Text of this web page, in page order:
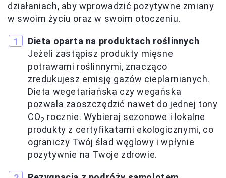
działaniach, aby wprowadzić pozytywne zmiany
w swoim życiu oraz w swoim otoczeniu.
Dieta oparta na produktach roślinnych
Jeżeli zastąpisz produkty mięsne
potrawami roślinnymi, znacząco
zredukujesz emisję gazów cieplarnianych.
Dieta wegetariańska czy wegańska
pozwala zaoszczędzić nawet do jednej tony
CO2 rocznie. Wybieraj sezonowe i lokalne
produkty z certyfikatami ekologicznymi, co
ograniczy Twój ślad węglowy i wpłynie
pozytywnie na Twoje zdrowie.